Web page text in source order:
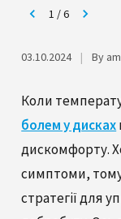
1 /6
03.10.2024 | By
Коли
болем у дисках
дискомфорту.
симптоми,
стратегії для